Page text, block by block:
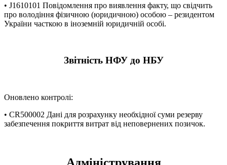
• J1610101 Повідомлення про виявлення факту, що свідчить
про володіння фізичною (юридичною) особою – резидентом
України часткою в іноземній юридичній особі.
Звітність НФУ до НБУ
Оновлено контролі:
• CR500002 Дані для розрахунку необхідної суми резерву
забезпечення покриття витрат від неповернених позичок.